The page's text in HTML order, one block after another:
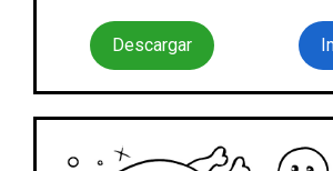
Descargar